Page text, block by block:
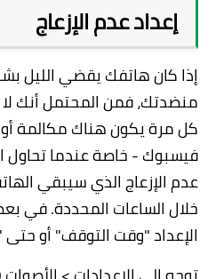
إعداد عدم الإزعاج
إذا كان هاتفك يقضي الليل
منضدتك، فمن المحتمل أنك
كل مرة يكون هناك مكالمة أو
عدم الإزعاج الذي سيبقي
خلال الساعات المحددة. في
الإعداد "وقت التوقف" أو